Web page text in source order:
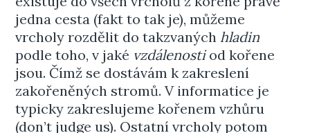
jedna cesta (fakt to tak je), můžeme
vrcholy rozdělit do takzvaných hladin
podle toho, v jaké vzdálenostiod kořene
jsou. Čímž se dostávám k zakreslení
zakořeněných stromů. V informatice je
typicky zakreslujeme kořenem vzhůru
(don’t judge us). Ostatní vrcholy potom